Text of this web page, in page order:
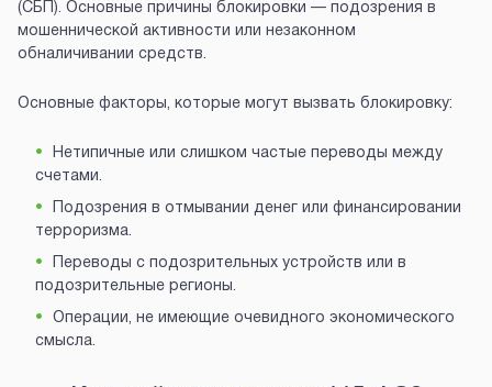
(СБП). Основные причины блокировки — подозрения в
мошеннической активности или незаконном
обналичивании средств.
Основные факторы, которые могут вызвать блокировку:
Нетипичные или слишком частые переводы между
счетами.
Подозрения в отмывании денег или финансировании
терроризма.
Переводы с подозрительных устройств или в
подозрительные регионы.
Операции, не имеющие очевидного экономического
смысла.